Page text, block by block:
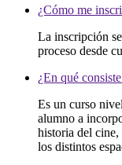
¿Cómo me
La inscripción
proceso desde
¿En qué
Es un curso
alumno a
historia del cine,
los distintos